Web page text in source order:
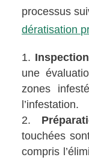
processus
dératisation
une
zones
l’infestation.
touchées
compris